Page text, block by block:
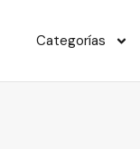
Categorías